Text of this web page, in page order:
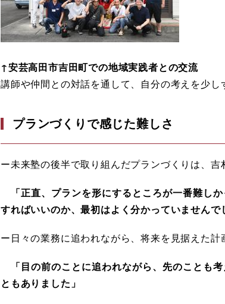
↑安芸高田市吉田町での地域実践者との交流
講師や仲間との対話を通して、自分の考えを少し
プランづくりで感じた難しさ
ー未来塾の後半で取り組んだプランづくりは、吉
「正直、プランを形にするところが一番難し
すればいいのか、最初はよく分かっていませんで
ー日々の業務に追われながら、将来を見据えた
「目の前のことに追われながら、先のことも
ともありました」